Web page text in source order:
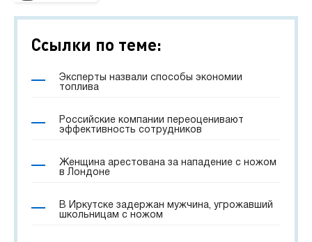
Ссылки по теме:
Эксперты назвали способы экономии
топлива
Российские компании переоценивают
эффективность сотрудников
Женщина арестована за нападение с ножом
в Лондоне
В Иркутске задержан мужчина, угрожавший
школьницам с ножом